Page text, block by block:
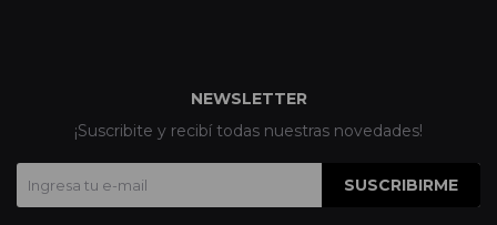
NEWSLETTER
¡Suscribite y recibí todas nuestras novedades!
SUSCRIBIRME